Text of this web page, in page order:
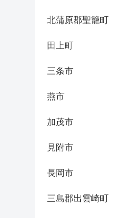
北蒲原郡聖籠町
田上町
三条市
燕市
加茂市
見附市
長岡市
三島郡出雲崎町